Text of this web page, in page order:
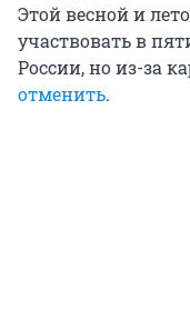
Этой весной и
участвовать в
России, но из-за
отменить.